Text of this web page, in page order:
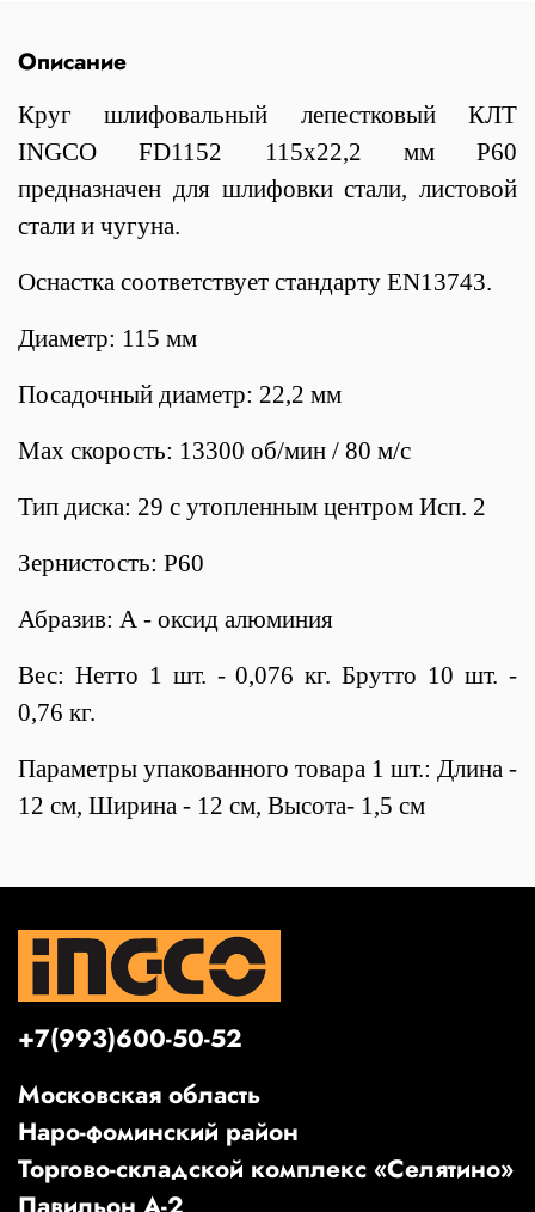
Описание
Круг шлифовальный лепестковый КЛТ
INGCO FD1152 115х22,2 мм Р60
предназначен для шлифовки стали, листовой
стали и чугуна.
Оснастка соответствует стандарту EN13743.
Диаметр: 115 мм
Посадочный диаметр: 22,2 мм
Max скорость: 13300 об/мин / 80 м/с
Тип диска: 29 с утопленным центром Исп. 2
Зернистость: Р60
Абразив: А - оксид алюминия
Вес: Нетто 1 шт. - 0,076 кг. Брутто 10 шт. -
0,76 кг.
Параметры упакованного товара 1 шт.: Длина -
12 см, Ширина - 12 см, Высота- 1,5 см
+7(993)600-50-52
Московская область
Наро-фоминский район
Торгово-складской комплекс «Селятино»